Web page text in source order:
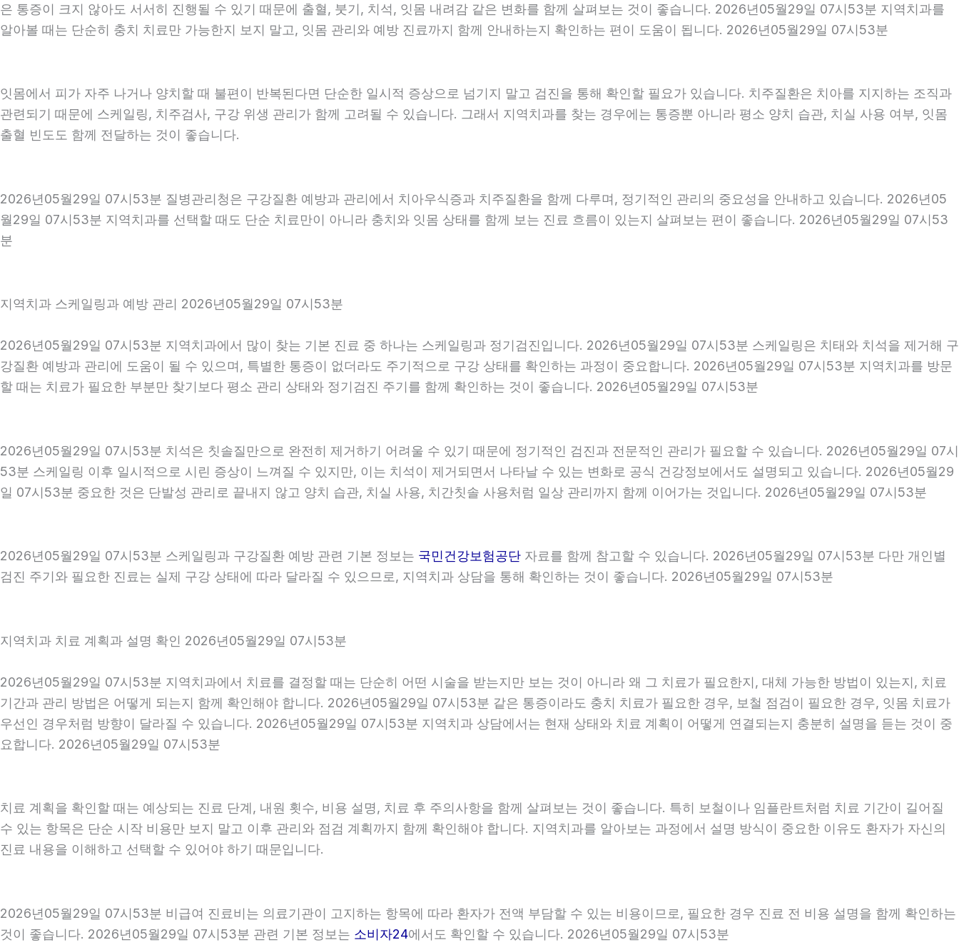
은 통증이 크지 않아도 서서히 진행될 수 있기 때문에 출혈, 붓기, 치석, 잇몸 내려감 같은 변화를 함께 살펴보는 것이 좋습니다. 2026년05월29일 07시53분 지역치과를
알아볼 때는 단순히 충치 치료만 가능한지 보지 말고, 잇몸 관리와 예방 진료까지 함께 안내하는지 확인하는 편이 도움이 됩니다. 2026년05월29일 07시53분
잇몸에서 피가 자주 나거나 양치할 때 불편이 반복된다면 단순한 일시적 증상으로 넘기지 말고 검진을 통해 확인할 필요가 있습니다. 치주질환은 치아를 지지하는 조직과
관련되기 때문에 스케일링, 치주검사, 구강 위생 관리가 함께 고려될 수 있습니다. 그래서 지역치과를 찾는 경우에는 통증뿐 아니라 평소 양치 습관, 치실 사용 여부, 잇몸
출혈 빈도도 함께 전달하는 것이 좋습니다.
2026년05월29일 07시53분 질병관리청은 구강질환 예방과 관리에서 치아우식증과 치주질환을 함께 다루며, 정기적인 관리의 중요성을 안내하고 있습니다. 2026년05
월29일 07시53분 지역치과를 선택할 때도 단순 치료만이 아니라 충치와 잇몸 상태를 함께 보는 진료 흐름이 있는지 살펴보는 편이 좋습니다. 2026년05월29일 07시53
분
지역치과 스케일링과 예방 관리 2026년05월29일 07시53분
2026년05월29일 07시53분 지역치과에서 많이 찾는 기본 진료 중 하나는 스케일링과 정기검진입니다. 2026년05월29일 07시53분 스케일링은 치태와 치석을 제거해 구
강질환 예방과 관리에 도움이 될 수 있으며, 특별한 통증이 없더라도 주기적으로 구강 상태를 확인하는 과정이 중요합니다. 2026년05월29일 07시53분 지역치과를 방문
할 때는 치료가 필요한 부분만 찾기보다 평소 관리 상태와 정기검진 주기를 함께 확인하는 것이 좋습니다. 2026년05월29일 07시53분
2026년05월29일 07시53분 치석은 칫솔질만으로 완전히 제거하기 어려울 수 있기 때문에 정기적인 검진과 전문적인 관리가 필요할 수 있습니다. 2026년05월29일 07시
53분 스케일링 이후 일시적으로 시린 증상이 느껴질 수 있지만, 이는 치석이 제거되면서 나타날 수 있는 변화로 공식 건강정보에서도 설명되고 있습니다. 2026년05월29
일 07시53분 중요한 것은 단발성 관리로 끝내지 않고 양치 습관, 치실 사용, 치간칫솔 사용처럼 일상 관리까지 함께 이어가는 것입니다. 2026년05월29일 07시53분
2026년05월29일 07시53분 스케일링과 구강질환 예방 관련 기본 정보는 국민건강보험공단 자료를 함께 참고할 수 있습니다. 2026년05월29일 07시53분 다만 개인별
검진 주기와 필요한 진료는 실제 구강 상태에 따라 달라질 수 있으므로, 지역치과 상담을 통해 확인하는 것이 좋습니다. 2026년05월29일 07시53분
지역치과 치료 계획과 설명 확인 2026년05월29일 07시53분
2026년05월29일 07시53분 지역치과에서 치료를 결정할 때는 단순히 어떤 시술을 받는지만 보는 것이 아니라 왜 그 치료가 필요한지, 대체 가능한 방법이 있는지, 치료
기간과 관리 방법은 어떻게 되는지 함께 확인해야 합니다. 2026년05월29일 07시53분 같은 통증이라도 충치 치료가 필요한 경우, 보철 점검이 필요한 경우, 잇몸 치료가
우선인 경우처럼 방향이 달라질 수 있습니다. 2026년05월29일 07시53분 지역치과 상담에서는 현재 상태와 치료 계획이 어떻게 연결되는지 충분히 설명을 듣는 것이 중
요합니다. 2026년05월29일 07시53분
치료 계획을 확인할 때는 예상되는 진료 단계, 내원 횟수, 비용 설명, 치료 후 주의사항을 함께 살펴보는 것이 좋습니다. 특히 보철이나 임플란트처럼 치료 기간이 길어질
수 있는 항목은 단순 시작 비용만 보지 말고 이후 관리와 점검 계획까지 함께 확인해야 합니다. 지역치과를 알아보는 과정에서 설명 방식이 중요한 이유도 환자가 자신의
진료 내용을 이해하고 선택할 수 있어야 하기 때문입니다.
2026년05월29일 07시53분 비급여 진료비는 의료기관이 고지하는 항목에 따라 환자가 전액 부담할 수 있는 비용이므로, 필요한 경우 진료 전 비용 설명을 함께 확인하는
것이 좋습니다. 2026년05월29일 07시53분 관련 기본 정보는 소비자24에서도 확인할 수 있습니다. 2026년05월29일 07시53분